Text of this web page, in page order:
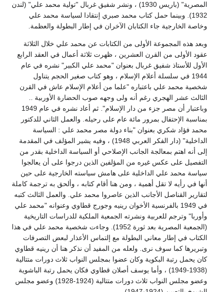
المصرية" (باريس 1930) ، ونشر شفيق غربال "تولية محمد علي" (لندن
1932). وبينما حمل كتاب محمد صبري إنتقادا لسياسة محمد علي
وخاصة الخارجية جاء الكتابان الآخران في إطار البطولة والعظمة.
وبعد هذه المجموعة الأولى من الكتابات عن محمد علي خلال الثلاثة
عقود الأولى من القرن العشرين ، ظهرت ثلاثة أعمال في العقد الرابع
الأول للأستاذ شفيق غربال بعنوان "محمد علي الكبير" نشره في عام
1944 في سلسلة أعلام الإسلام ، وهو كتاب صغير الحجم يتناول
شخصية محمد علي باعتباره "علما من أعلام الإسلام عاش في القرن
الثالث عشر الهجري رغم أنه ولى وجهه صوب الحضارة الأوربية ..
وباعتبار أن مصر جزء من دار الإسلام". ثم أعاد نشره في عام 1949
بمناسبة الإحتفال بمرور مائة عام على رحيله. والعمل الثاني للدكتور
محمد فؤاد شكري بعنوان "بناء دولة مصر محمد علي : السياسة
الداخلية" (دار الفكر العربي 1948) ، وفيه يشير المؤلف في المقدمة
إلى أنه اهتم بمعالجة الجانب الإصلاحي أو السياسة الداخلية بقدر من
التفصيل على عكس غيره من المؤلفين الذين درجوا على أن يعالجوا
سياسة محمد علي الداخلية على هامش سياسته الخارجية على حين
أنها في رأيه لا تقل أهمية ، ومن هنا أقام كتابه ، وألحق به ترجمة كاملة
لتقارير القناصل الأجانب الذين عاصروا محمد علي. والعمل الثالث كتبه
في 1949 بالفرنسية الأخوان رينيه وجورج قطاوي وعنوانه "محمد علي
وأوربا" وترجم للعربية ونشرته الجمعية الملكية للدراسات التاريخية
(الجمعية المصرية بعد ثورة 1952). وجاءت شخصية محمد علي في هذا
الكتاب في إطار معاني البطولة مع إلتماس الأعذار لبعض التصرفات
وتبريرها كما سوف نرى. ولعله من المفيد أن نذكر هنا أن رينيه قطاوي
كان يحمل رتبة البكوية وكان عضوا بمجلس النواب ثلاث دورات متتالية
(1938-1949) ، وأما يوسف أصلان قطاوي فكان يحمل رتبة الباشوية
وعضو مجلس النواب ثلاث دورات متتالية (1924-1928) وعضو مجلس